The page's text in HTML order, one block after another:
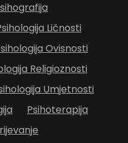
Ličnosti
Ovisnosti
Religioznosti
Umjetnosti
Psihoterapija